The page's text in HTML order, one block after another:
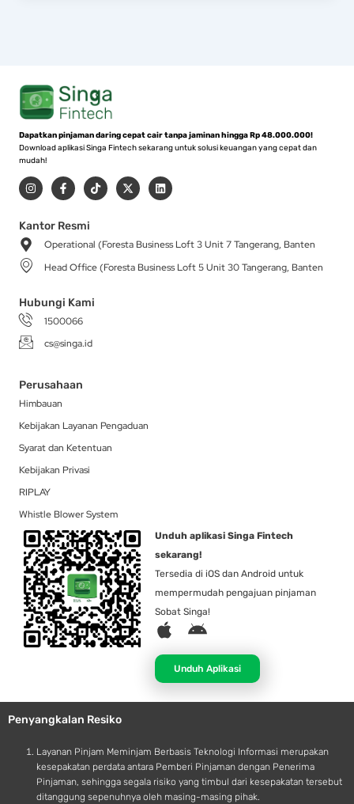
Dapatkan pinjaman daring cepat cair tanpa jaminan hingga Rp 48.000.000!
Download aplikasi Singa Fintech sekarang untuk solusi keuangan yang cepat dan
mudah!
I
n
s
a
g
r
a
m
F
a
c
b
o
-
T
i
k
X
-
t
t
r
L
i
n
i
Kantor Resmi
Operational (Foresta Business Loft 3 Unit 7 Tangerang, Banten
Head Office (Foresta Business Loft 5 Unit 30 Tangerang, Banten
Hubungi Kami
1500066
cs@singa.id
Perusahaan
Himbauan
Kebijakan Layanan Pengaduan
Syarat dan Ketentuan
Kebijakan Privasi
RIPLAY
Whistle Blower System
Unduh aplikasi Singa Fintech
sekarang!
Tersedia di iOS dan Android untuk
mempermudah pengajuan pinjaman
Sobat Singa!
A
p
l
e
A
d
r
o
d
Unduh Aplikasi
Penyangkalan Resiko
Layanan Pinjam Meminjam Berbasis Teknologi Informasi merupakan
kesepakatan perdata antara Pemberi Pinjaman dengan Penerima
Pinjaman, sehingga segala risiko yang timbul dari kesepakatan tersebut
ditanggung sepenuhnya oleh masing-masing pihak.